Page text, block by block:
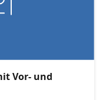
Vor- und